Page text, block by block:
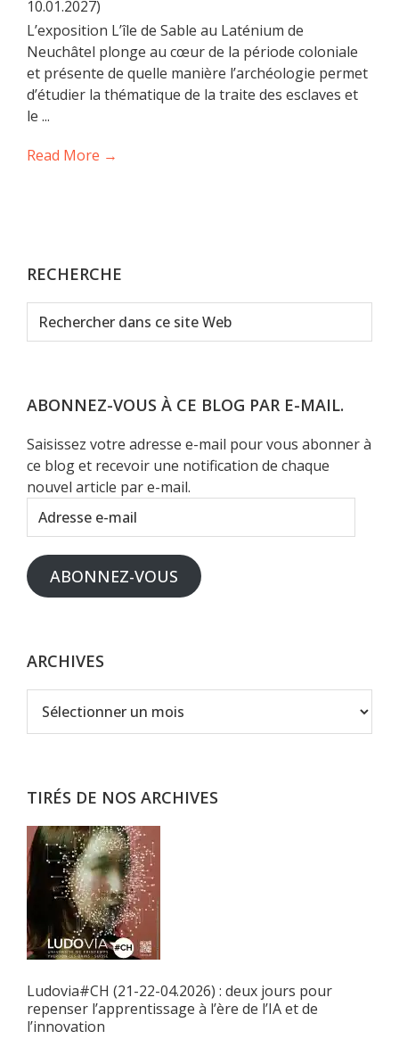
10.01.2027)
L’exposition L’île de Sable au Laténium de
Neuchâtel plonge au cœur de la période coloniale
et présente de quelle manière l’archéologie permet
d’étudier la thématique de la traite des esclaves et
le ...
Read More →
RECHERCHE
Rechercher
dans
Web
ABONNEZ-VOUS À CE BLOG PAR E-MAIL.
Saisissez votre adresse e-mail pour vous abonner à
ce blog et recevoir une notification de chaque
nouvel article par e-mail.
Adresse
e-
mail
ABONNEZ-VOUS
ARCHIVES
TIRÉS DE NOS ARCHIVES
Ludovia#CH (21-22-04.2026) : deux jours pour
repenser l’apprentissage à l’ère de l’IA et de
l’innovation